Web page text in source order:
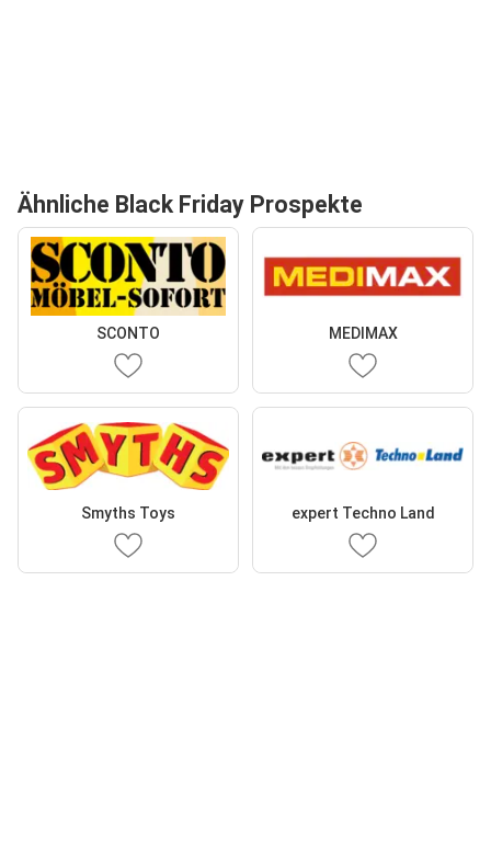
Ähnliche Black Friday Prospekte
SCONTO MEDIMAX
Smyths Toys expert Techno Land